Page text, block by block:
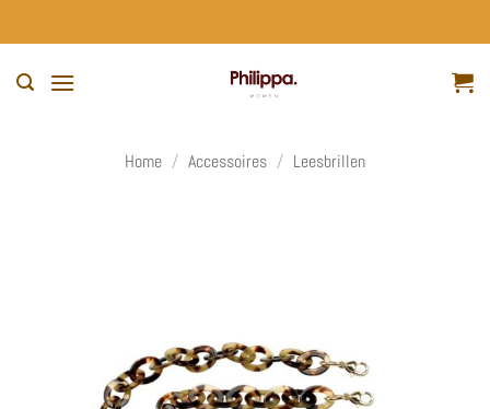
naar
Home / Accessoires / Leesbrillen